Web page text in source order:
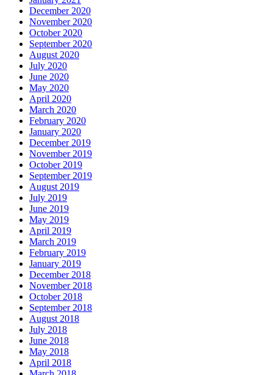
December 2020
November 2020
October 2020
September 2020
August 2020
July 2020
June 2020
May 2020
April 2020
March 2020
February 2020
January 2020
December 2019
November 2019
October 2019
September 2019
August 2019
July 2019
June 2019
May 2019
April 2019
March 2019
February 2019
January 2019
December 2018
November 2018
October 2018
September 2018
August 2018
July 2018
June 2018
May 2018
April 2018